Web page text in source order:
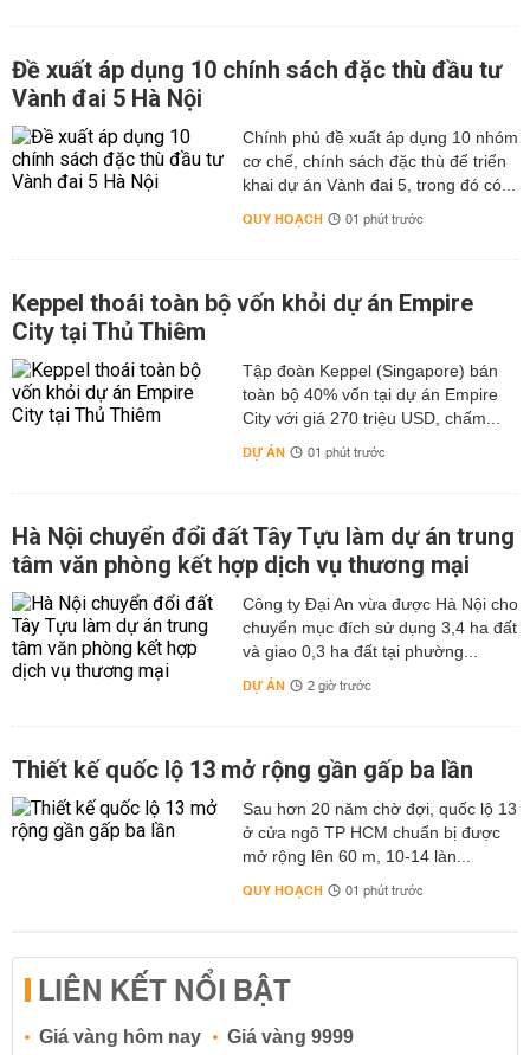
Đề xuất áp dụng 10 chính sách đặc thù đầu tư
Vành đai 5 Hà Nội
Chính phủ đề xuất áp dụng 10 nhóm
cơ chế, chính sách đặc thù để triển
khai dự án Vành đai 5, trong đó có...
QUY HOẠCH 01 phút trước
Keppel thoái toàn bộ vốn khỏi dự án Empire
City tại Thủ Thiêm
Tập đoàn Keppel (Singapore) bán
toàn bộ 40% vốn tại dự án Empire
City với giá 270 triệu USD, chấm...
DỰ ÁN 01 phút trước
Hà Nội chuyển đổi đất Tây Tựu làm dự án trung
tâm văn phòng kết hợp dịch vụ thương mại
Công ty Đại An vừa được Hà Nội cho
chuyển mục đích sử dụng 3,4 ha đất
và giao 0,3 ha đất tại phường...
DỰ ÁN 2 giờ trước
Thiết kế quốc lộ 13 mở rộng gần gấp ba lần
Sau hơn 20 năm chờ đợi, quốc lộ 13
ở cửa ngõ TP HCM chuẩn bị được
mở rộng lên 60 m, 10-14 làn...
QUY HOẠCH 01 phút trước
LIÊN KẾT NỔI BẬT
Giá vàng hôm nay
Giá vàng 9999